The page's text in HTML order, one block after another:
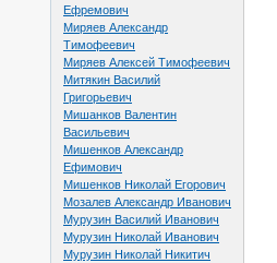
Ефремович
Миряев Александр
Тимофеевич
Миряев Алексей Тимофеевич
Митякин Василий
Григорьевич
Мишанков Валентин
Васильевич
Мишенков Александр
Ефимович
Мишенков Николай Егорович
Мозалев Александр Иванович
Мурузин Василий Иванович
Мурузин Николай Иванович
Мурузин Николай Никитич